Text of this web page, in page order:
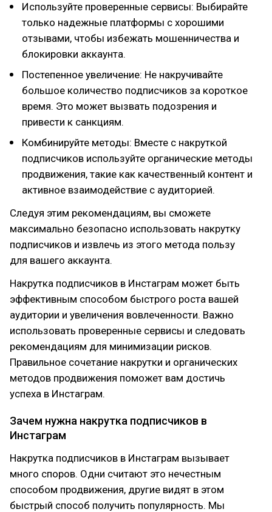
Используйте проверенные сервисы: Выбирайте
только надежные платформы с хорошими
отзывами, чтобы избежать мошенничества и
блокировки аккаунта.
Постепенное увеличение: Не накручивайте
большое количество подписчиков за короткое
время. Это может вызвать подозрения и
привести к санкциям.
Комбинируйте методы: Вместе с накруткой
подписчиков используйте органические методы
продвижения, такие как качественный контент и
активное взаимодействие с аудиторией.
Следуя этим рекомендациям, вы сможете
максимально безопасно использовать накрутку
подписчиков и извлечь из этого метода пользу
для вашего аккаунта.
Накрутка подписчиков в Инстаграм может быть
эффективным способом быстрого роста вашей
аудитории и увеличения вовлеченности. Важно
использовать проверенные сервисы и следовать
рекомендациям для минимизации рисков.
Правильное сочетание накрутки и органических
методов продвижения поможет вам достичь
успеха в Инстаграм.
Зачем нужна накрутка подписчиков в
Инстаграм
Накрутка подписчиков в Инстаграм вызывает
много споров. Одни считают это нечестным
способом продвижения, другие видят в этом
быстрый способ получить популярность. Мы